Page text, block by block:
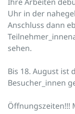
Uhr in der
Anschluss dann
sehen.
Bis 18. August ist
Besucher_innen
Öffnungszeiten!!!